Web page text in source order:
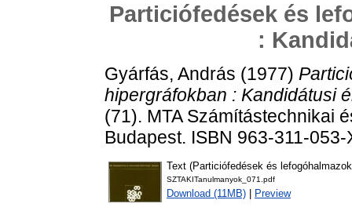
Particiófedések és
:
Gyárfás, András (1977)
hipergráfokban : Kandidátusi
(71). MTA Számítástechnikai
Budapest. ISBN 963-311-053-
Text (Particiófedések és
SZTAKITanulmanyok_071.pdf
Download (11MB) Preview